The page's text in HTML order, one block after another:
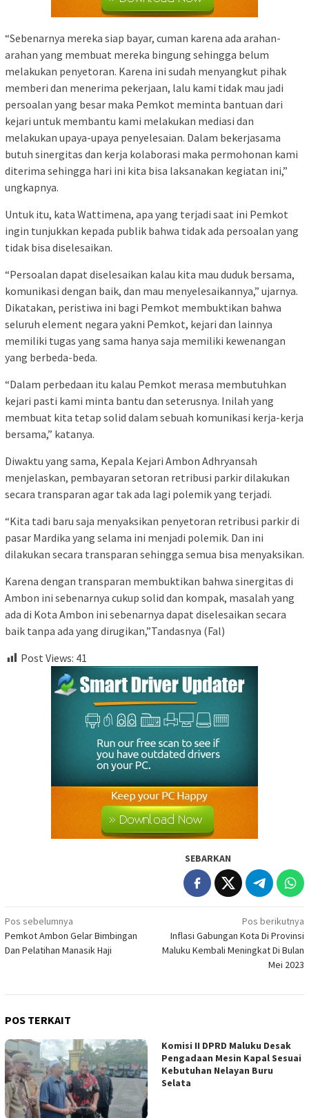
“Sebenarnya mereka siap bayar, cuman karena ada arahan-
arahan yang membuat mereka bingung sehingga belum
melakukan penyetoran. Karena ini sudah menyangkut pihak
memberi dan menerima pekerjaan, lalu kami tidak mau jadi
persoalan yang besar maka Pemkot meminta bantuan dari
kejari untuk membantu kami melakukan mediasi dan
melakukan upaya-upaya penyelesaian. Dalam bekerjasama
butuh sinergitas dan kerja kolaborasi maka permohonan kami
diterima sehingga hari ini kita bisa laksanakan kegiatan ini,”
ungkapnya.
Untuk itu, kata Wattimena, apa yang terjadi saat ini Pemkot
ingin tunjukkan kepada publik bahwa tidak ada persoalan yang
tidak bisa diselesaikan.
“Persoalan dapat diselesaikan kalau kita mau duduk bersama,
komunikasi dengan baik, dan mau menyelesaikannya,” ujarnya.
Dikatakan, peristiwa ini bagi Pemkot membuktikan bahwa
seluruh element negara yakni Pemkot, kejari dan lainnya
memiliki tugas yang sama hanya saja memiliki kewenangan
yang berbeda-beda.
“Dalam perbedaan itu kalau Pemkot merasa membutuhkan
kejari pasti kami minta bantu dan seterusnya. Inilah yang
membuat kita tetap solid dalam sebuah komunikasi kerja-kerja
bersama,” katanya.
Diwaktu yang sama, Kepala Kejari Ambon Adhryansah
menjelaskan, pembayaran setoran retribusi parkir dilakukan
secara transparan agar tak ada lagi polemik yang terjadi.
“Kita tadi baru saja menyaksikan penyetoran retribusi parkir di
pasar Mardika yang selama ini menjadi polemik. Dan ini
dilakukan secara transparan sehingga semua bisa menyaksikan.
Karena dengan transparan membuktikan bahwa sinergitas di
Ambon ini sebenarnya cukup solid dan kompak, masalah yang
ada di Kota Ambon ini sebenarnya dapat diselesaikan secara
baik tanpa ada yang dirugikan,”Tandasnya (Fal)
Post Views: 41
SEBARKAN
Navigasi
pos
Pos sebelumnya
Pemkot Ambon Gelar Bimbingan
Dan Pelatihan Manasik Haji
Pos berikutnya
Inflasi Gabungan Kota Di Provinsi
Maluku Kembali Meningkat Di Bulan
Mei 2023
POS TERKAIT
Komisi II DPRD Maluku Desak
Pengadaan Mesin Kapal Sesuai
Kebutuhan Nelayan Buru
Selata